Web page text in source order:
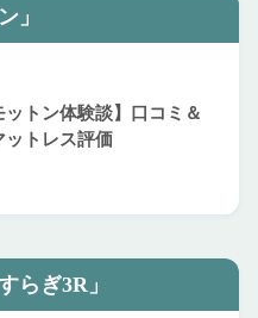
」
ットン体験談】口コミ＆
ットレス評価
らぎ3R」